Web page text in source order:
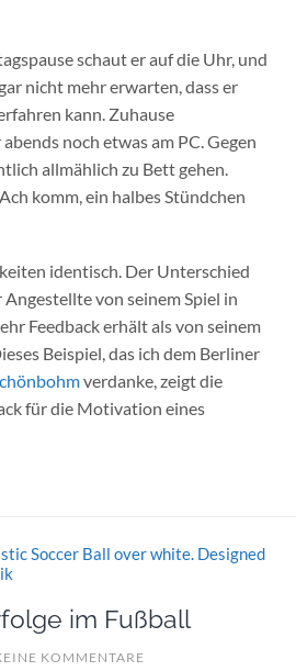
schaut er auf die Uhr, und
nicht mehr erwarten, dass er
kann. Zuhause
noch etwas am PC. Gegen
allmählich zu Bett gehen.
komm, ein halbes Stündchen
identisch. Der Unterschied
von seinem Spiel in
Feedback erhält als von seinem
Beispiel, das ich dem Berliner
verdanke, zeigt die
für die Motivation eines
im Fußball
KOMMENTARE